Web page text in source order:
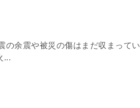
の余震や被災の傷はまだ収まってい
...